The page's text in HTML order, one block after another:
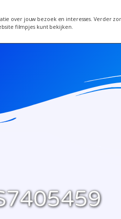
over jouw bezoek en interesses. Verder
filmpjes kunt bekijken.
van 24 juni wordt een